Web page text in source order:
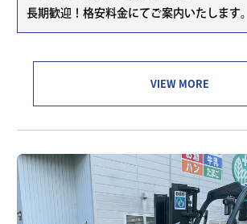
長期歓迎！格安料金にてご案内いたします。
VIEW MORE